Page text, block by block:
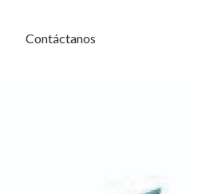
Contáctanos